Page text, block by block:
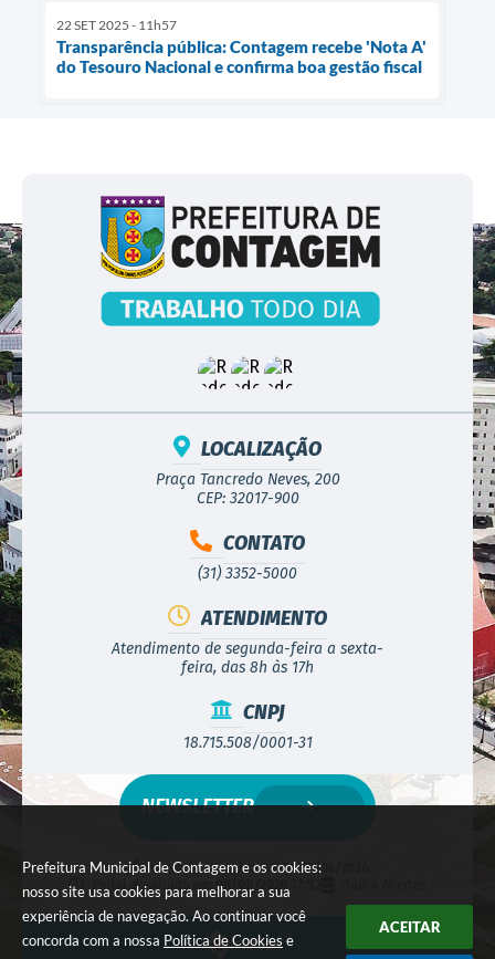
Prefeitura Municipal de Contagem e os cookies:
nosso site usa cookies para melhorar a sua
experiência de navegação. Ao continuar você
concorda com a nossa Política de Cookies e
ACEITAR
22 SET 2025 - 11h57
Transparência pública: Contagem recebe 'Nota A'
do Tesouro Nacional e confirma boa gestão fiscal
LOCALIZAÇÃO
Praça Tancredo Neves, 200
CEP: 32017-900
CONTATO
(31) 3352-5000
ATENDIMENTO
Atendimento de segunda-feira a sexta-
feira, das 8h às 17h
CNPJ
18.715.508/0001-31
Versão do Sistema:3.5.3 - 19/06/2026
Portal atualizado em:
08/08/2026 17:52
NEWSLETTER